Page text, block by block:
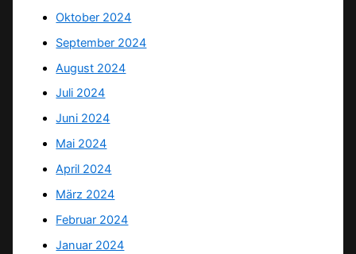
Oktober 2024
September 2024
August 2024
Juli 2024
Juni 2024
Mai 2024
April 2024
März 2024
Februar 2024
Januar 2024